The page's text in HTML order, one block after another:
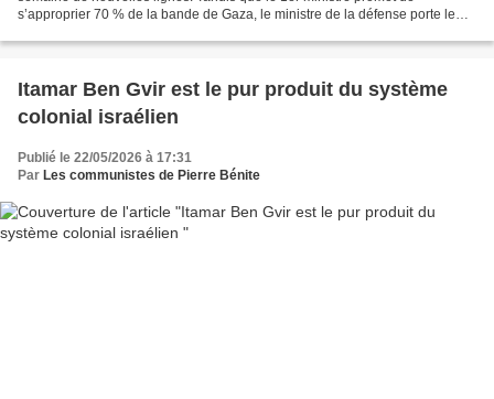
s’approprier 70 % de la bande de Gaza, le ministre de la défense porte le
Itamar Ben Gvir est le pur produit du système
colonial israélien
Publié le 22/05/2026 à 17:31
Par Les communistes de Pierre Bénite